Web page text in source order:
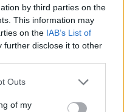
by third parties on the
This information may
on the IAB’s List of
further disclose it to other
one or more Google
You may click to
Outs
of my